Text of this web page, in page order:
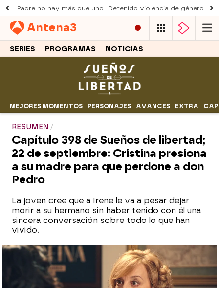
Padre no hay más que uno Detenido violencia de género
Antena3
SERIES PROGRAMAS NOTICIAS
MEJORES MOMENTOS PERSONAJES AVANCES EXTRA
RESUMEN
Capítulo 398 de Sueños de libertad;
22 de septiembre: Cristina presiona
a su madre para que perdone a don
Pedro
La joven cree que a Irene le va a pesar dejar
morir a su hermano sin haber tenido con él una
sincera conversación sobre todo lo que han
vivido.
Marta se derrumba y renuncia a
convertirse, de nuevo, en la directora de
Perfumerías De la Reina